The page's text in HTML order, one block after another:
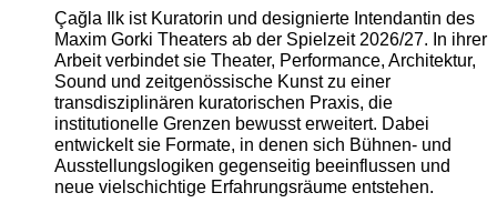
Çağla Ilk ist Kuratorin und designierte Intendantin des
Maxim Gorki Theaters ab der Spielzeit 2026/27. In ihrer
Arbeit verbindet sie Theater, Performance, Architektur,
Sound und zeitgenössische Kunst zu einer
transdisziplinären kuratorischen Praxis, die
institutionelle Grenzen bewusst erweitert. Dabei
entwickelt sie Formate, in denen sich Bühnen- und
Ausstellungslogiken gegenseitig beeinflussen und
neue vielschichtige Erfahrungsräume entstehen.